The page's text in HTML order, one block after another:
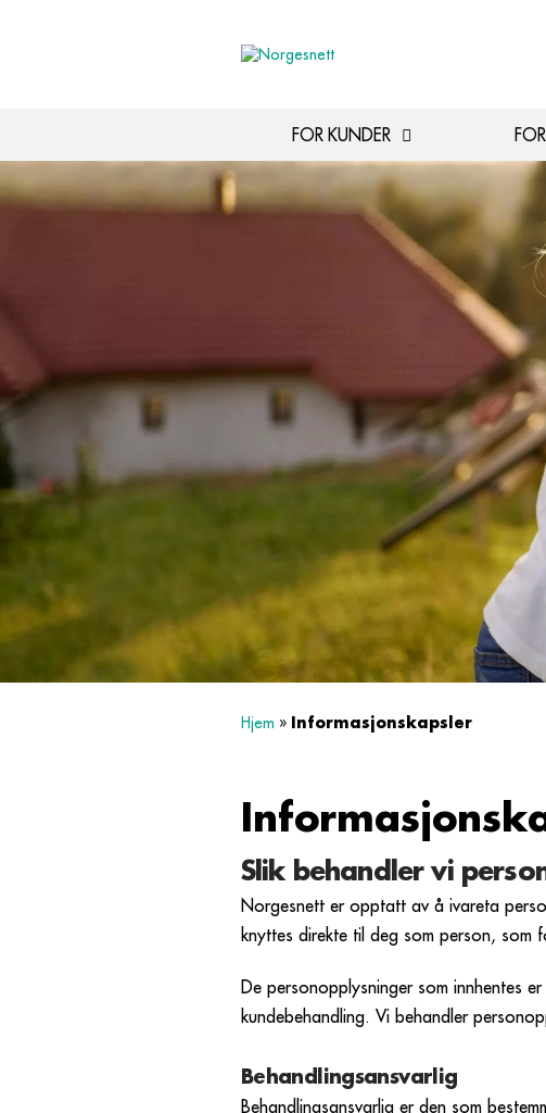
FOR KUNDER
Hjem » Informasjonskapsler
Slik behandler vi
Norgesnett er opptatt av å ivareta
knyttes direkte til deg som person, som
De personopplysninger som innhentes
kundebehandling. Vi behandler
Behandlingsansvarlig
Behandlingsansvarlig er den som